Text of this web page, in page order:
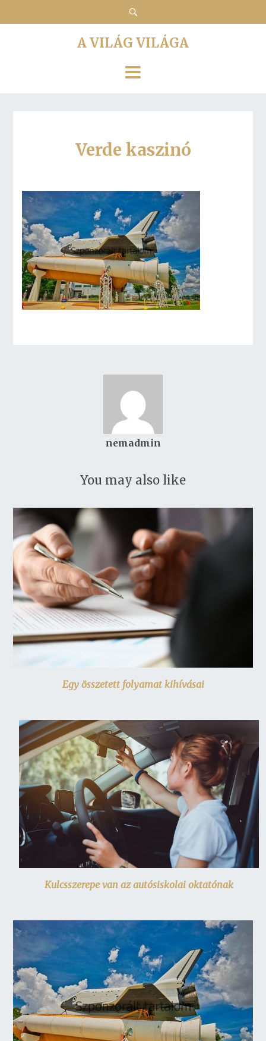
A VILÁG VILÁGA
Verde kaszinó
nemadmin
You may also like
Egy összetett folyamat kihívásai
Kulcsszerepe van az autósiskolai oktatónak